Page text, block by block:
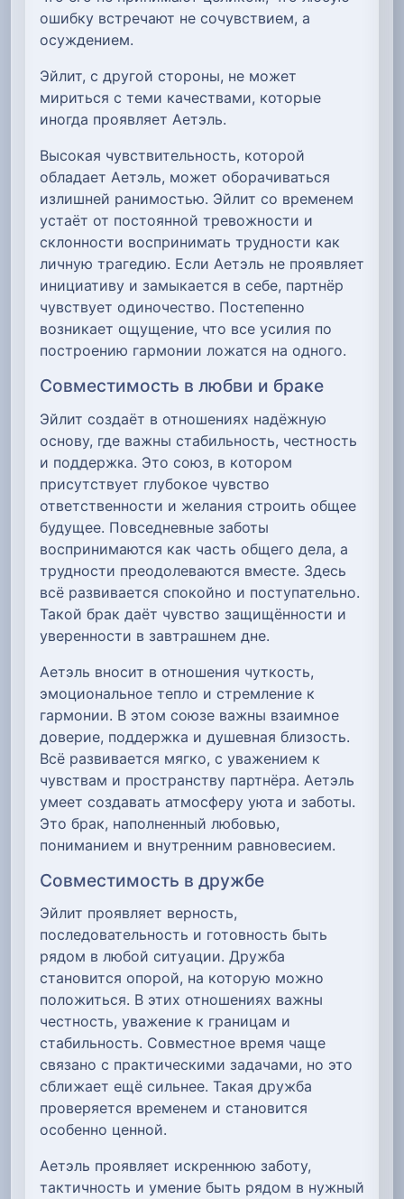
ошибку встречают не сочувствием, а
осуждением.
Эйлит, с другой стороны, не может
мириться с теми качествами, которые
иногда проявляет Аетэль.
Высокая чувствительность, которой
обладает Аетэль, может оборачиваться
излишней ранимостью. Эйлит со временем
устаёт от постоянной тревожности и
склонности воспринимать трудности как
личную трагедию. Если Аетэль не проявляет
инициативу и замыкается в себе, партнёр
чувствует одиночество. Постепенно
возникает ощущение, что все усилия по
построению гармонии ложатся на одного.
Совместимость в любви и браке
Эйлит создаёт в отношениях надёжную
основу, где важны стабильность, честность
и поддержка. Это союз, в котором
присутствует глубокое чувство
ответственности и желания строить общее
будущее. Повседневные заботы
воспринимаются как часть общего дела, а
трудности преодолеваются вместе. Здесь
всё развивается спокойно и поступательно.
Такой брак даёт чувство защищённости и
уверенности в завтрашнем дне.
Аетэль вносит в отношения чуткость,
эмоциональное тепло и стремление к
гармонии. В этом союзе важны взаимное
доверие, поддержка и душевная близость.
Всё развивается мягко, с уважением к
чувствам и пространству партнёра. Аетэль
умеет создавать атмосферу уюта и заботы.
Это брак, наполненный любовью,
пониманием и внутренним равновесием.
Совместимость в дружбе
Эйлит проявляет верность,
последовательность и готовность быть
рядом в любой ситуации. Дружба
становится опорой, на которую можно
положиться. В этих отношениях важны
честность, уважение к границам и
стабильность. Совместное время чаще
связано с практическими задачами, но это
сближает ещё сильнее. Такая дружба
проверяется временем и становится
особенно ценной.
Аетэль проявляет искреннюю заботу,
тактичность и умение быть рядом в нужный